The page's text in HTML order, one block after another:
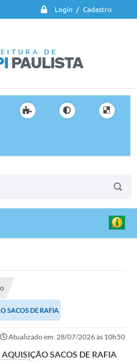
Login / Cadastro
SACOS DE RAFIA
Atualizado em: 28/07/2026 às 10h50
AQUISIÇÃO SACOS DE RAFIA